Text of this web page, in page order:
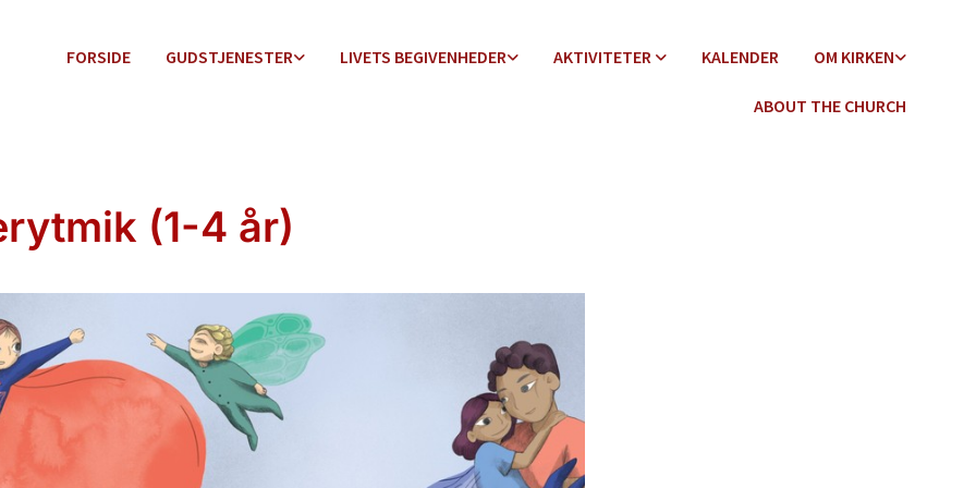
FORSIDE GUDSTJENESTER LIVETS BEGIVENHEDER AKTIVITETER KALENDER OM KIRKEN
ABOUT THE CHURCH
(1-4 år)